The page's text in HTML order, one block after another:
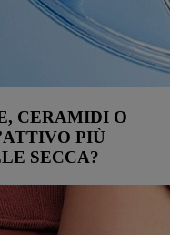
CERAMIDI O
PIÙ
SECCA?